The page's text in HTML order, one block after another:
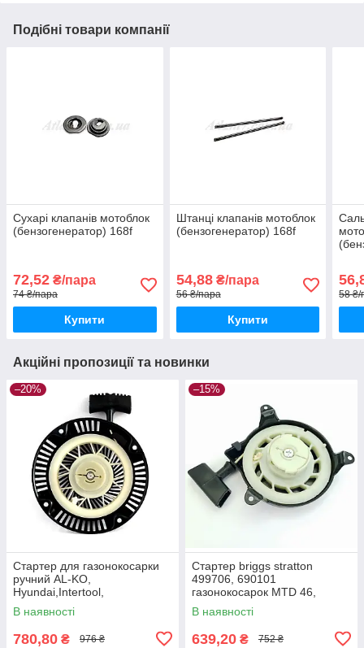
Подібні товари компанії
Сухарі клапанів мотоблок
(бензогенератор) 168f
72,52 ₴/пара
74 ₴/пара
Купити
Штанці клапанів мотоблок
(бензогенератор) 168f
54,88₴/пара
56 ₴/пара
Купити
58 ₴/
Акційні пропозиції та новинки
–20%
Стартер для газонокосарки
ручний AL-KO,
Hyundai,Intertool,
NAC,VITALS, ПріТОН,Iron
Angel,Einhell
В наявності
780,80 ₴ 976 ₴
–15%
Стартер briggs stratton
499706, 690101
газонокосарок MTD 46,
Viking, ALKO
В наявності
639,20 ₴ 752 ₴